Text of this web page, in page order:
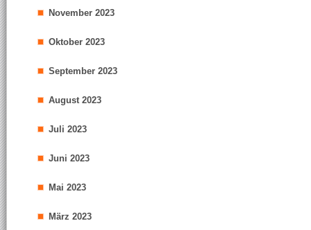
November 2023
Oktober 2023
September 2023
August 2023
Juli 2023
Juni 2023
Mai 2023
März 2023